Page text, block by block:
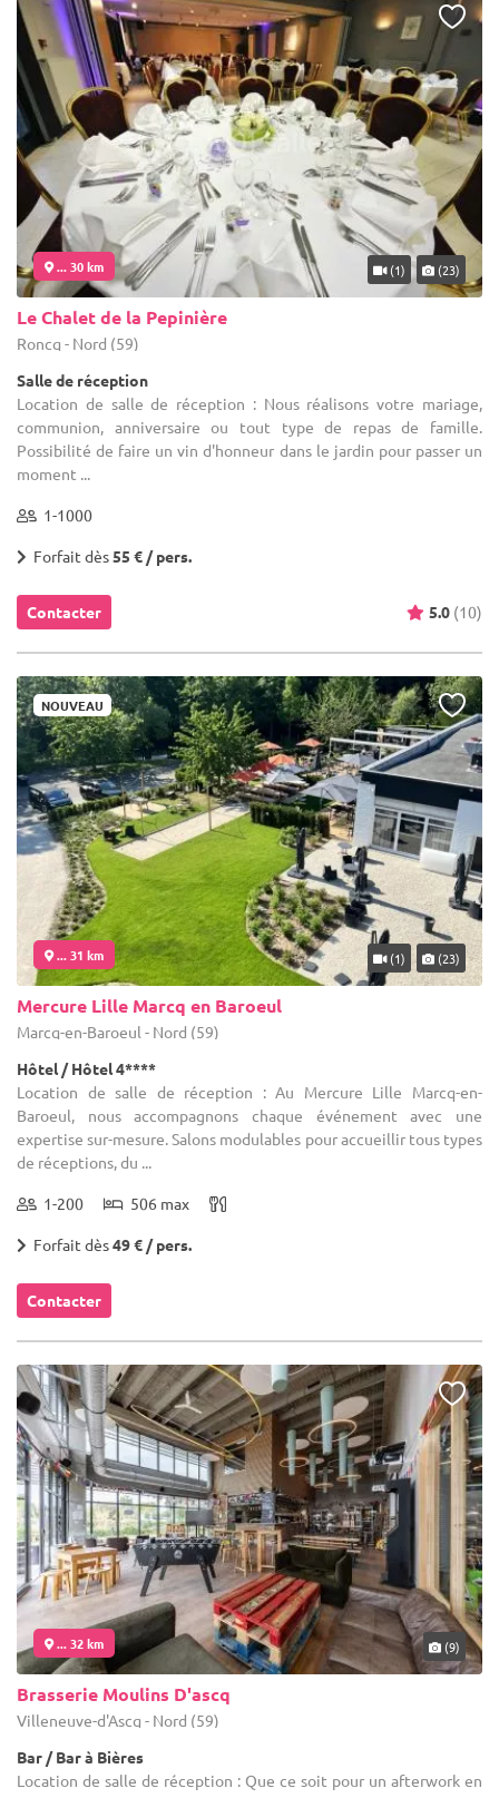
... 30 km (1) (23)
Le Chalet de la Pepinière
Roncq - Nord (59)
Salle de réception
Location de salle de réception : Nous réalisons votre mariage,
communion, anniversaire ou tout type de repas de famille.
Possibilité de faire un vin d'honneur dans le jardin pour passer un
moment ...
1-1000
Forfait dès55 € / pers.
Contacter 5.0 (10)
NOUVEAU
... 31 km (1) (23)
Mercure Lille Marcq en Baroeul
Marcq-en-Baroeul - Nord (59)
Hôtel / Hôtel 4****
Location de salle de réception : Au Mercure Lille Marcq-en-
Baroeul, nous accompagnons chaque événement avec une
expertise sur-mesure. Salons modulables pour accueillir tous types
de réceptions, du ...
1-200 506 max
Forfait dès49 € / pers.
Contacter
... 32 km (9)
Brasserie Moulins D'ascq
Villeneuve-d'Ascq - Nord (59)
Bar / Bar à Bières
Location de salle de réception : Que ce soit pour un afterwork en